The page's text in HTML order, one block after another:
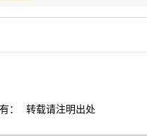
： 转载请注明出处